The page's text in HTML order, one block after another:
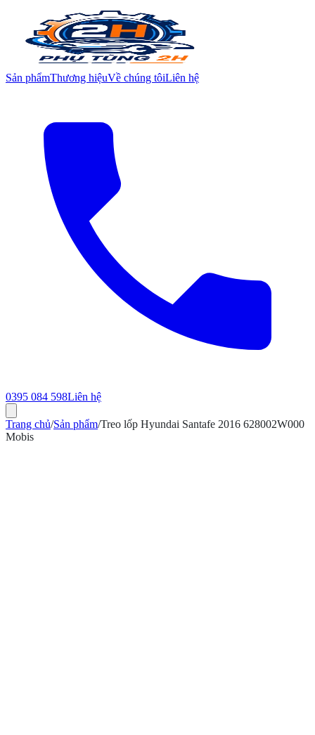
Sản phẩmThương hiệuVề chúng tôiLiên hệ
0395 084 598Liên hệ
Trang chủ/Sản phẩm/Treo lốp Hyundai Santafe 2016 628002W000
Mobis